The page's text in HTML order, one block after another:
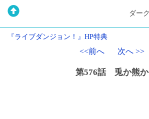
『ライブダンジョン！』HP特典
<<前へ 次へ >>
第576話 兎か熊か